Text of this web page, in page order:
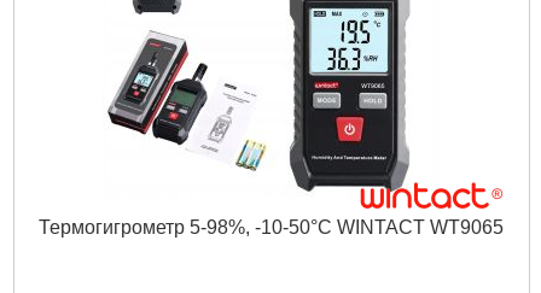
Термогигрометр 5-98%, -10-50°C WINTACT WT9065